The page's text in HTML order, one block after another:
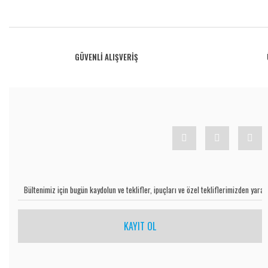
Görüş ve önerileriniz için teşekkür ederiz.
Ürün resmi kalitesiz, bozuk veya görüntülenemiyor.
GÜVENLİ ALIŞVERİŞ
KAYIT OL